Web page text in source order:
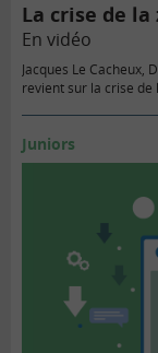
La crise de la
En vidéo
Jacques Le Cacheux,
revient sur la crise de
Juniors